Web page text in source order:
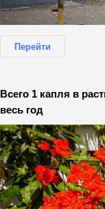
Перейти
Всего 1 капля в раствор — и пеларгония
весь год